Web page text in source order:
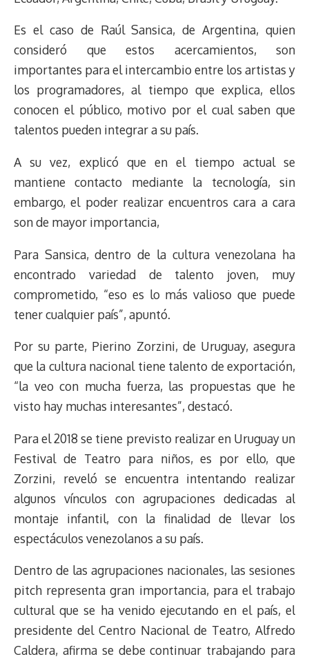
t
Es el caso de Raúl Sansica, de Argentina, quien
consideró que estos acercamientos, son
importantes para el intercambio entre los artistas y
los programadores, al tiempo que explica, ellos
conocen el público, motivo por el cual saben que
talentos pueden integrar a su país.
A su vez, explicó que en el tiempo actual se
mantiene contacto mediante la tecnología, sin
embargo, el poder realizar encuentros cara a cara
son de mayor importancia,
Para Sansica, dentro de la cultura venezolana ha
encontrado variedad de talento joven, muy
comprometido, “eso es lo más valioso que puede
tener cualquier país”, apuntó.
Por su parte, Pierino Zorzini, de Uruguay, asegura
que la cultura nacional tiene talento de exportación,
“la veo con mucha fuerza, las propuestas que he
visto hay muchas interesantes”, destacó.
Para el 2018 se tiene previsto realizar en Uruguay un
Festival de Teatro para niños, es por ello, que
Zorzini, reveló se encuentra intentando realizar
algunos vínculos con agrupaciones dedicadas al
montaje infantil, con la finalidad de llevar los
espectáculos venezolanos a su país.
Dentro de las agrupaciones nacionales, las sesiones
pitch representa gran importancia, para el trabajo
cultural que se ha venido ejecutando en el país, el
presidente del Centro Nacional de Teatro, Alfredo
Caldera, afirma se debe continuar trabajando para